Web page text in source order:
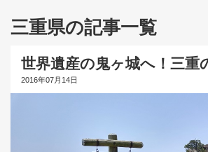
三重県の記事一覧
世界遺産の鬼ヶ城へ！三
2016年07月14日